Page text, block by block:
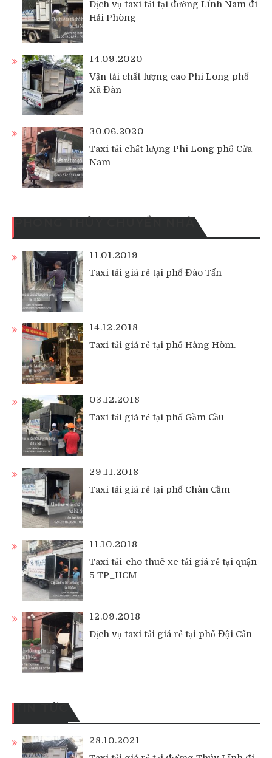
Dịch vụ taxi tải tại đường Lĩnh Nam đi
Hải Phòng
14.09.2020
Vận tải chất lượng cao Phi Long phố
Xã Đàn
30.06.2020
Taxi tải chất lượng Phi Long phố Cửa
Nam
11.01.2019
Taxi tải giá rẻ tại phố Đào Tấn
14.12.2018
Taxi tải giá rẻ tại phố Hàng Hòm.
03.12.2018
Taxi tải giá rẻ tại phố Gầm Cầu
29.11.2018
Taxi tải giá rẻ tại phố Chân Cầm
11.10.2018
Taxi tải-cho thuê xe tải giá rẻ tại quận
5 TP_HCM
12.09.2018
Dịch vụ taxi tải giá rẻ tại phố Đội Cấn
TIN TỨC
28.10.2021